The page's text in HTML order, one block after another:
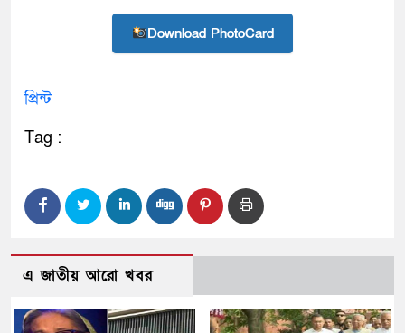
Download PhotoCard
প্রিন্ট
Tag :
এ জাতীয় আরো খবর